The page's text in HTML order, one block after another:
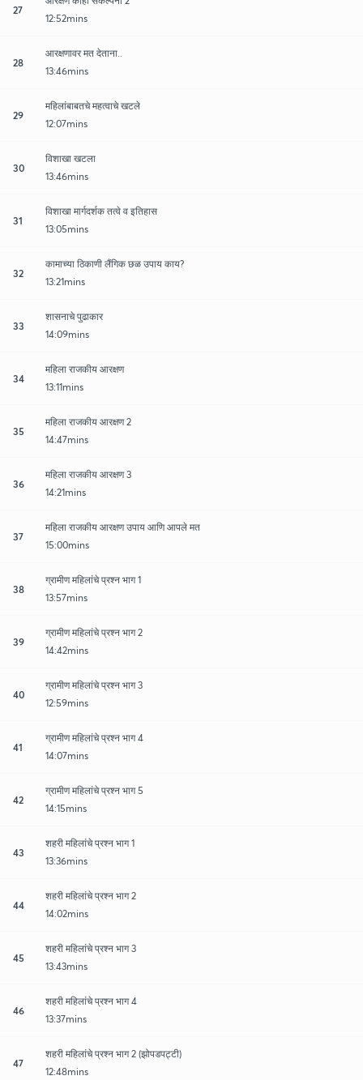
27
12:52mins
28
आरक्षणावर मत देताना..
13:46mins
29
महिलांबाबतचे महत्वाचे खटले
12:07mins
30
विशाखा खटला
13:46mins
31
विशाखा मार्गदर्शक तत्वे व इतिहास
13:05mins
32
कामाच्या ठिकाणी लैंगिक छळ उपाय काय?
13:21mins
33
शासनाचे पुढाकार
14:09mins
34
महिला राजकीय आरक्षण
13:11mins
35
महिला राजकीय आरक्षण 2
14:47mins
36
महिला राजकीय आरक्षण 3
14:21mins
37
महिला राजकीय आरक्षण उपाय आणि आपले मत
15:00mins
38
ग्रामीण महिलांचे प्रश्न भाग 1
13:57mins
39
ग्रामीण महिलांचे प्रश्न भाग 2
14:42mins
40
ग्रामीण महिलांचे प्रश्न भाग 3
12:59mins
41
ग्रामीण महिलांचे प्रश्न भाग 4
14:07mins
42
ग्रामीण महिलांचे प्रश्न भाग 5
14:15mins
43
शहरी महिलांचे प्रश्न भाग 1
13:36mins
44
शहरी महिलांचे प्रश्न भाग 2
14:02mins
45
शहरी महिलांचे प्रश्न भाग 3
13:43mins
46
शहरी महिलांचे प्रश्न भाग 4
13:37mins
47
शहरी महिलांचे प्रश्न भाग 2 (झोपडपट्टी)
12:48mins